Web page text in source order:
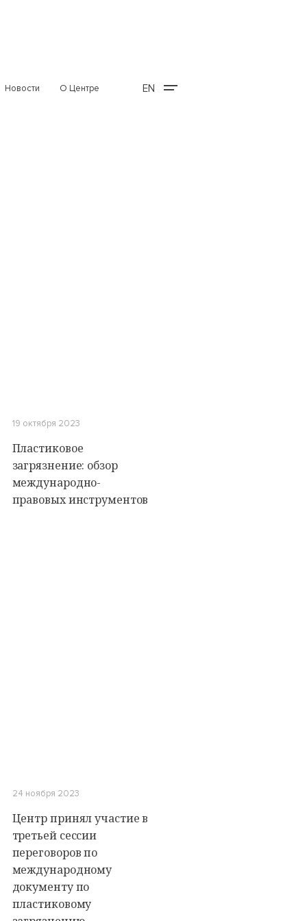
Новости О Центре EN
19 октября 2023
Пластиковое
загрязнение: обзор
международно-
правовых инструментов
24 ноября 2023
Центр принял участие в
третьей сессии
переговоров по
международному
документу по
пластиковому